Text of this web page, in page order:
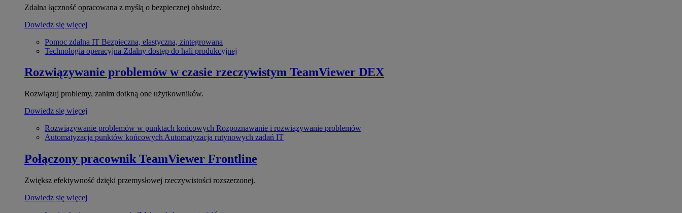
Zdalna łączność opracowana z myślą o bezpiecznej obsłudze.
Dowiedz się więcej
Pomoc zdalna IT Bezpieczna, elastyczna, zintegrowana
Technologia operacyjna Zdalny dostęp do hali produkcyjnej
Rozwiązywanie problemów w czasie rzeczywistym TeamViewer DEX
Rozwiązuj problemy, zanim dotkną one użytkowników.
Dowiedz się więcej
Rozwiązywanie problemów w punktach końcowych Rozpoznawanie i rozwiązywanie problemów
Automatyzacja punktów końcowych Automatyzacja rutynowych zadań IT
Połączony pracownik TeamViewer Frontline
Zwiększ efektywność dzięki przemysłowej rzeczywistości rozszerzonej.
Dowiedz się więcej